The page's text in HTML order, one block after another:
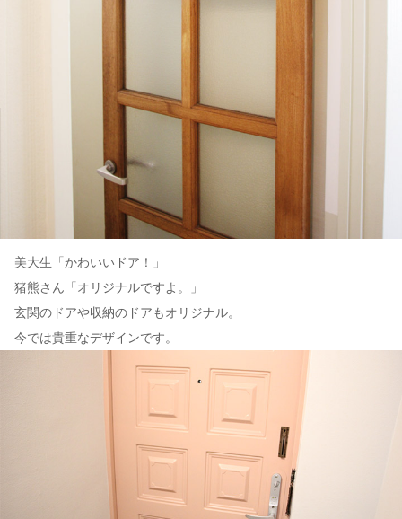
美大生「かわいいドア！」
猪熊さん「オリジナルですよ。」
玄関のドアや収納のドアもオリジナル。
今では貴重なデザインです。